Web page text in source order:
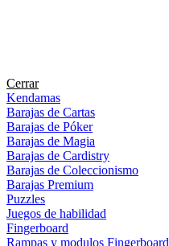
Cerrar
Kendamas
Barajas de Cartas
Barajas de Póker
Barajas de Magia
Barajas de Cardistry
Barajas de Coleccionismo
Barajas Premium
Puzzles
Juegos de habilidad
Fingerboard
Rampas y modulos Fingerboard